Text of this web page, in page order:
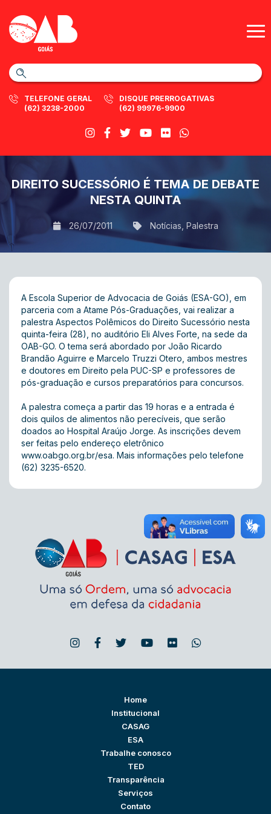
TELEFONE GERAL
(62) 3238-2000
DISQUE PRERROGATIVAS
(62) 99976-9900
DIREITO SUCESSÓRIO É TEMA DE DEBATE
NESTA QUINTA
26/07/2011 Notícias Palestra
A Escola Superior de Advocacia de Goiás (ESA-GO), em
parceria com a Atame Pós-Graduações, vai realizar a
palestra Aspectos Polêmicos do Direito Sucessório nesta
quinta-feira (28), no auditório Eli Alves Forte, na sede da
OAB-GO. O tema será abordado por João Ricardo
Brandão Aguirre e Marcelo Truzzi Otero, ambos mestres
e doutores em Direito pela PUC-SP e professores de
pós-graduação e cursos preparatórios para concursos.
A palestra começa a partir das 19 horas e a entrada é
dois quilos de alimentos não perecíveis, que serão
doados ao Hospital Araújo Jorge. As inscrições devem
ser feitas pelo endereço eletrônico
www.oabgo.org.br/esa. Mais informações pelo telefone
(62) 3235-6520.
Home
Institucional
CASAG
ESA
Trabalhe conosco
TED
Transparência
Serviços
Contato